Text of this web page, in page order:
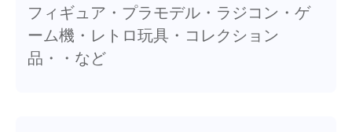
フィギュア・プラモデル・ラジコン・ゲ
ーム機・レトロ玩具・コレクション
品・・など